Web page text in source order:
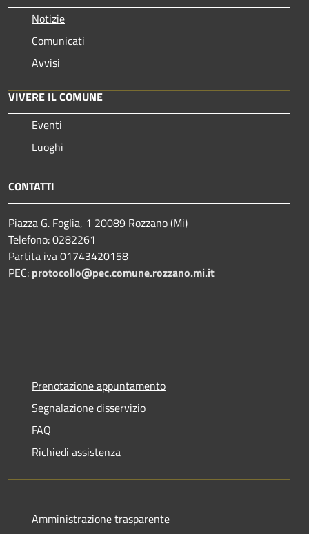
Notizie
Comunicati
Avvisi
VIVERE IL COMUNE
Eventi
Luoghi
CONTATTI
Piazza G. Foglia, 1 20089 Rozzano (Mi)
Telefono: 0282261
Partita iva 01743420158
PEC: protocollo@pec.comune.rozzano.mi.it
Prenotazione appuntamento
Segnalazione disservizio
FAQ
Richiedi assistenza
Amministrazione trasparente